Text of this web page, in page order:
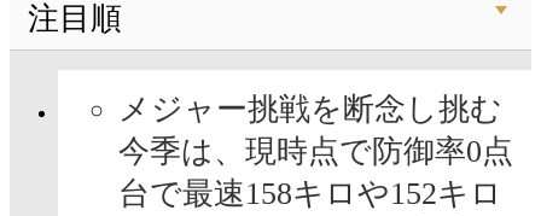
注目順
メジャー挑戦を断念し挑む
今季は、現時点で防御率0点
台で最速158キロや152キロ